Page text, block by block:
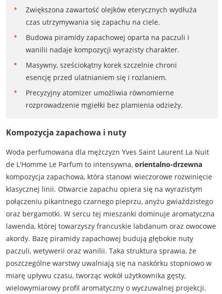
Zwiększona zawartość olejków eterycznych wydłuża
czas utrzymywania się zapachu na ciele.
Budowa piramidy zapachowej oparta na paczuli i
wanilii nadaje kompozycji wyrazisty charakter.
Masywny, sześciokątny korek szczelnie chroni
esencję przed ulatnianiem się i rozlaniem.
Precyzyjny atomizer umożliwia równomierne
rozprowadzenie mgiełki bez plamienia odzieży.
Kompozycja zapachowa i nuty
Woda perfumowana dla mężczyzn Yves Saint Laurent La Nuit
de L'Homme Le Parfum to intensywna, orientalno-drzewna
kompozycja zapachowa, która stanowi wieczorowe rozwinięcie
klasycznej linii. Otwarcie zapachu opiera się na wyrazistym
połączeniu pikantnego czarnego pieprzu, anyżu gwiaździstego
oraz bergamotki. W sercu tej mieszanki dominuje aromatyczna
lawenda, której towarzyszy francuskie labdanum oraz owocowe
akordy. Bazę piramidy zapachowej budują głębokie nuty
paczuli, wetywerii oraz wanilii. Taka struktura sprawia, że
poszczególne warstwy uwalniają się na naskórku stopniowo w
miarę upływu czasu, tworząc wokół użytkownika gęsty,
wielowymiarowy profil aromatyczny o wyczuwalnej projekcji.